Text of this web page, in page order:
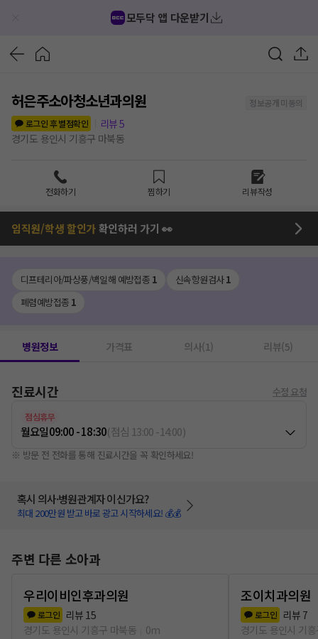
모두닥 앱 다운받기
허은주소아청소년과의원
정보공개 미동의
로그인 후 별점확인
리뷰5
경기도 용인시 기흥구 마북동
전화하기 찜하기 리뷰작성
임직원/학생 할인가확인하러 가기 👀
디프테리아/파상풍/백일해 예방접종 1 신속항원검사1
폐렴예방접종 1
병원정보 가격표 의사(1) 리뷰(5)
진료시간 수정 요청
점심휴무
월요일09:00 - 18:30(점심 13:00-14:00)
※ 방문 전 전화를 통해 진료시간을 꼭 확인하세요!
혹시 의사·병원관계자 이신가요?
최대 200만원 받고 바로 광고 시작하세요! 💰💰
주변 다른 소아과
우리이비인후과의원
로그인 리뷰 15
경기도 용인시 기흥구 마북동
0m
조이치과의원
로그인 리뷰 7
경기도 용인시 기